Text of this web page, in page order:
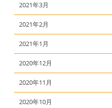
2021年3月
2021年2月
2021年1月
2020年12月
2020年11月
2020年10月